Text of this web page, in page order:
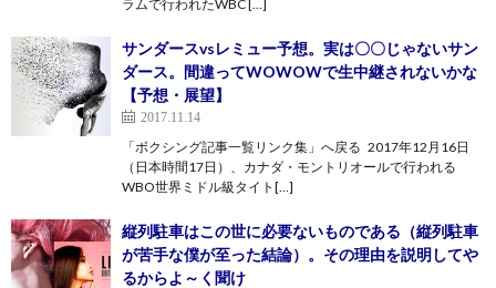
ラムで行われたWBC […]
サンダースvsレミュー予想。実は〇〇じゃないサン
ダース。間違ってWOWOWで生中継されないかな
【予想・展望】
2017.11.14
「ボクシング記事一覧リンク集」へ戻る 2017年12月16日
（日本時間17日）、カナダ・モントリオールで行われる
WBO世界ミドル級タイト[…]
縦列駐車はこの世に必要ないものである（縦列駐車
が苦手な僕が至った結論）。その理由を説明してや
るからよ～く聞け